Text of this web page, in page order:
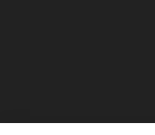
NOS